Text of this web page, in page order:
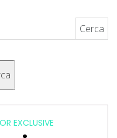
EXCLUSIVE